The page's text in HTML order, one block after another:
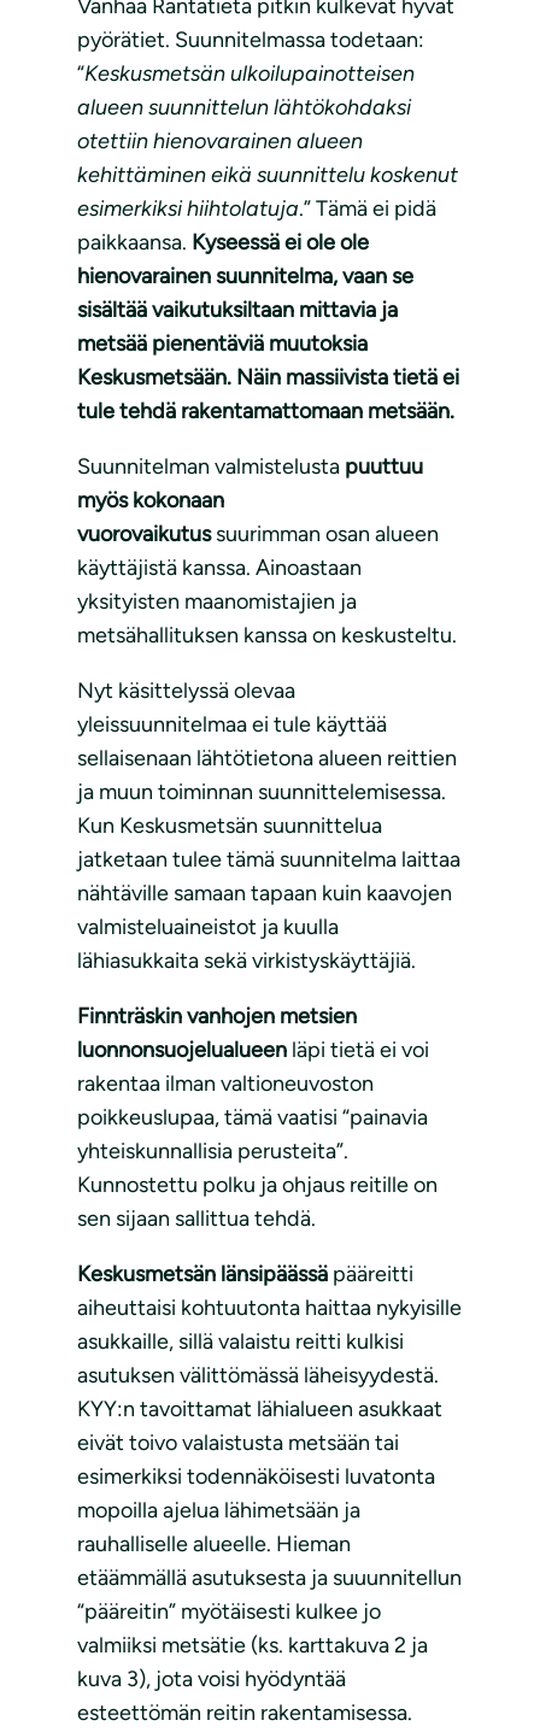
Vanhaa Rantatietä pitkin kulkevat hyvät
pyörätiet. Suunnitelmassa todetaan:
“Keskusmetsän ulkoilupainotteisen
alueen suunnittelun lähtökohdaksi
otettiin hienovarainen alueen
kehittäminen eikä suunnittelu koskenut
esimerkiksi hiihtolatuja.” Tämä ei pidä
paikkaansa. Kyseessä ei ole ole
hienovarainen suunnitelma, vaan se
sisältää vaikutuksiltaan mittavia ja
metsää pienentäviä muutoksia
Keskusmetsään. Näin massiivista tietä ei
tule tehdä rakentamattomaan metsään.
Suunnitelman valmistelusta puuttuu
myös kokonaan
vuorovaikutussuurimman osan alueen
käyttäjistä kanssa. Ainoastaan
yksityisten maanomistajien ja
metsähallituksen kanssa on keskusteltu.
Nyt käsittelyssä olevaa
yleissuunnitelmaa ei tule käyttää
sellaisenaan lähtötietona alueen reittien
ja muun toiminnan suunnittelemisessa.
Kun Keskusmetsän suunnittelua
jatketaan tulee tämä suunnitelma laittaa
nähtäville samaan tapaan kuin kaavojen
valmisteluaineistot ja kuulla
lähiasukkaita sekä virkistyskäyttäjiä.
Finnträskin vanhojen metsien
luonnonsuojelualueen läpi tietä ei voi
rakentaa ilman valtioneuvoston
poikkeuslupaa, tämä vaatisi “painavia
yhteiskunnallisia perusteita”.
Kunnostettu polku ja ohjaus reitille on
sen sijaan sallittua tehdä.
Keskusmetsän länsipäässä pääreitti
aiheuttaisi kohtuutonta haittaa nykyisille
asukkaille, sillä valaistu reitti kulkisi
asutuksen välittömässä läheisyydestä.
KYY:n tavoittamat lähialueen asukkaat
eivät toivo valaistusta metsään tai
esimerkiksi todennäköisesti luvatonta
mopoilla ajelua lähimetsään ja
rauhalliselle alueelle. Hieman
etäämmällä asutuksesta ja suuunnitellun
“pääreitin” myötäisesti kulkee jo
valmiiksi metsätie (ks. karttakuva 2 ja
kuva 3), jota voisi hyödyntää
esteettömän reitin rakentamisessa.